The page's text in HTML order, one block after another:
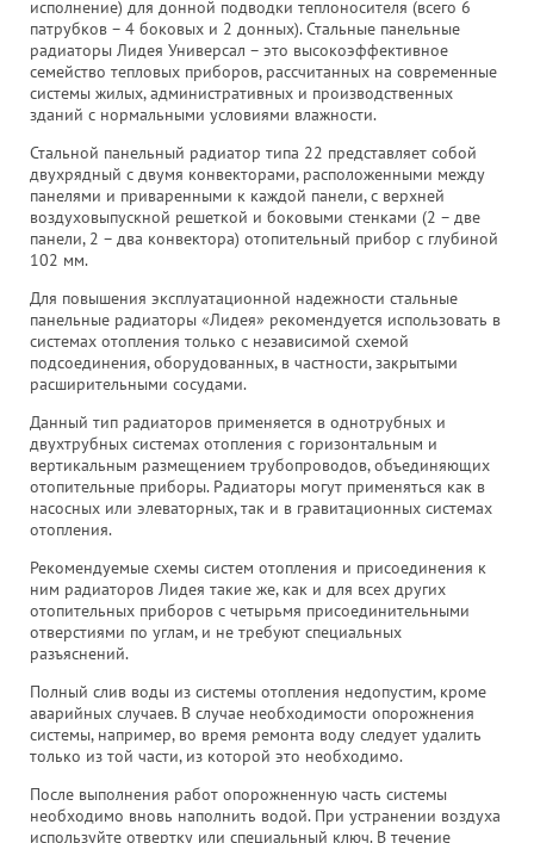
исполнение) для донной подводки теплоносителя (всего 6
патрубков – 4 боковых и 2 донных). Стальные панельные
радиаторы Лидея Универсал – это высокоэффективное
семейство тепловых приборов, рассчитанных на современные
системы жилых, административных и производственных
зданий с нормальными условиями влажности.
Стальной панельный радиатор типа 22 представляет собой
двухрядный с двумя конвекторами, расположенными между
панелями и приваренными к каждой панели, с верхней
воздуховыпускной решеткой и боковыми стенками (2 – две
панели, 2 – два конвектора) отопительный прибор с глубиной
102 мм.
Для повышения эксплуатационной надежности стальные
панельные радиаторы «Лидея» рекомендуется использовать в
системах отопления только с независимой схемой
подсоединения, оборудованных, в частности, закрытыми
расширительными сосудами.
Данный тип радиаторов применяется в однотрубных и
двухтрубных системах отопления с горизонтальным и
вертикальным размещением трубопроводов, объединяющих
отопительные приборы. Радиаторы могут применяться как в
насосных или элеваторных, так и в гравитационных системах
отопления.
Рекомендуемые схемы систем отопления и присоединения к
ним радиаторов Лидея такие же, как и для всех других
отопительных приборов с четырьмя присоединительными
отверстиями по углам, и не требуют специальных
разъяснений.
Полный слив воды из системы отопления недопустим, кроме
аварийных случаев. В случае необходимости опорожнения
системы, например, во время ремонта воду следует удалить
только из той части, из которой это необходимо.
После выполнения работ опорожненную часть системы
необходимо вновь наполнить водой. При устранении воздуха
используйте отвертку или специальный ключ. В течение